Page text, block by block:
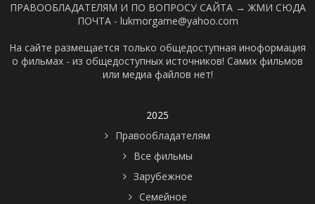
ПРАВООБЛАДАТЕЛЯМ И ПО ВОПРОСУ САЙТА → ЖМИ СЮДА
ПОЧТА - lukmorgame@yahoo.com
На сайте размещается только общедоступная иноформация
о фильмах - из общедоступных источников! Самих фильмов
или медиа файлов нет!
2025
Правообладателям
Все фильмы
Зарубежное
Семейное